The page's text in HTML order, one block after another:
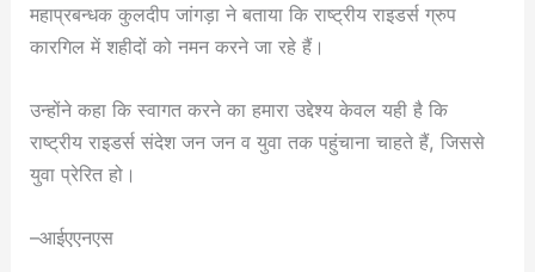
महाप्रबन्धक कुलदीप जांगड़ा ने बताया कि राष्ट्रीय राइडर्स ग्रुप
कारगिल में शहीदों को नमन करने जा रहे हैं।
उन्होंने कहा कि स्वागत करने का हमारा उद्देश्य केवल यही है कि
राष्ट्रीय राइडर्स संदेश जन जन व युवा तक पहुंचाना चाहते हैं, जिससे
युवा प्रेरित हो।
–आईएएनएस